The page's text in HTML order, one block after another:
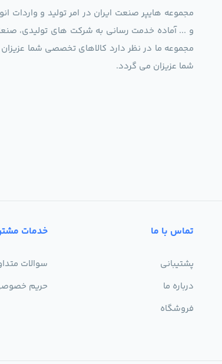
مجموعه هایپر صنعت ایران در امر تولید و واردات
و ... آماده خدمت رسانی به شرکت های تولیدی،
شما عزیزان می گردد.
تماس با ما
پشتیبانی
درباره ما
فروشگاه
خدمات
سوالات
حریم